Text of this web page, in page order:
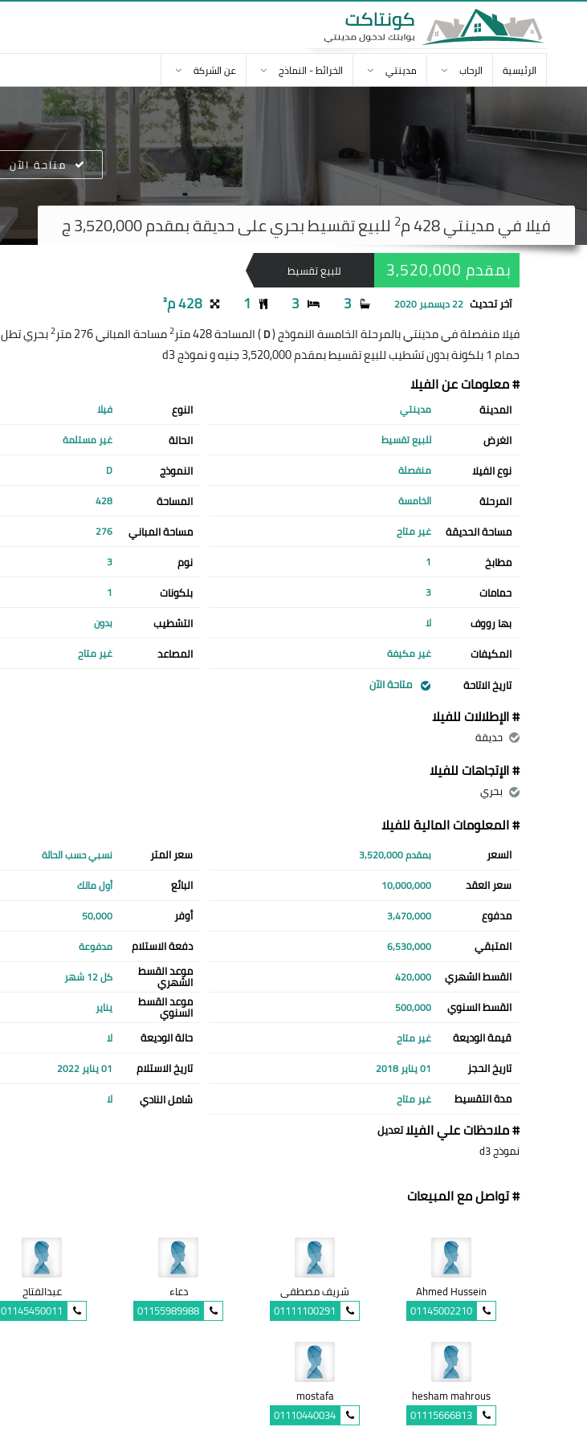
الرئيسية الرحاب مدينتي الخرائط - النماذج عن الشركة
فيلا فيمدينتي 2 للبيع تقسيط بحري على حديقة بمقدم 3,520,000 ج
متاحة الآن
للبيع تقسيط بمقدم 3,520,000
آخر تحديث 22 ديسمبر 2020 3
3
1 428 م²
فيلا منفصلة في مدينتي بالمرحلة الخامسة النموذج (D) المساحة 428 متر 2مساحة المباني 276 متر 2
حمام 1 بلكونة بدون تشطيب للبيع تقسيط بمقدم 3,520,000 جنيه و نموذج d3
# معلومات عن الفيلا
المدينة مدينتي النوع فيلا
الغرض للبيع تقسيط الحالة غير مستلمة
نوع الفيلا منفصلة النموذج D
المرحلة الخامسة المساحة 428
مساحة الحديقة غير متاح مساحة المباني 276
مطابخ 1 نوم 3
حمامات 3 بلكونات 1
بها رووف لا التشطيب بدون
المكيفات غير مكيفة المصاعد غير متاح
تاريخ الاتاحة متاحة الآن
# الإطلالات للفيلا
حديقة
# الإتجاهات للفيلا
بحري
# المعلومات المالية للفيلا
السعر بمقدم 3,520,000 سعر المتر نسبي حسب الحالة
سعر العقد 10,000,000 البائع أول مالك
مدفوع 3,470,000 أوفر 50,000
المتبقي 6,530,000 دفعة الاستلام مدفوعة
القسط الشهري 420,000 موعد القسط
الشهري كل 12 شهر
القسط السنوي 500,000 موعد القسط
السنوي يناير
قيمة الوديعة غير متاح حالة الوديعة لا
تاريخ الحجز 01 يناير 2018 تاريخ الاستلام 01 يناير 2022
مدة التقسيط غير متاح شامل النادي لا
# ملاحظات علي الفيلاتعديل
نموذج d3
# تواصل مع المبيعات
Ahmed Hussein
01145002210
شريف مصطفى
01111100291
دعاء
01155989988
عبدالفتاح
01145450011
hesham mahrous
01115666813
mostafa
01110440034